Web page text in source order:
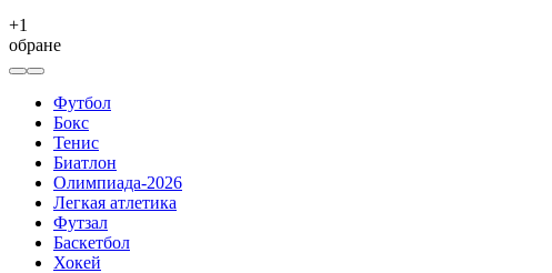
+1
обране
Футбол
Бокс
Тенис
Биатлон
Олимпиада-2026
Легкая атлетика
Футзал
Баскетбол
Хокей